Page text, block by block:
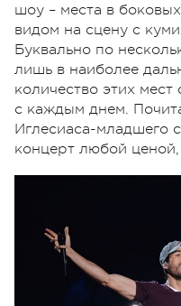
шоу – места в
видом на сцену с
Буквально по
лишь в наиболее
количество этих
с каждым днем.
Иглесиаса-младшего
концерт любой